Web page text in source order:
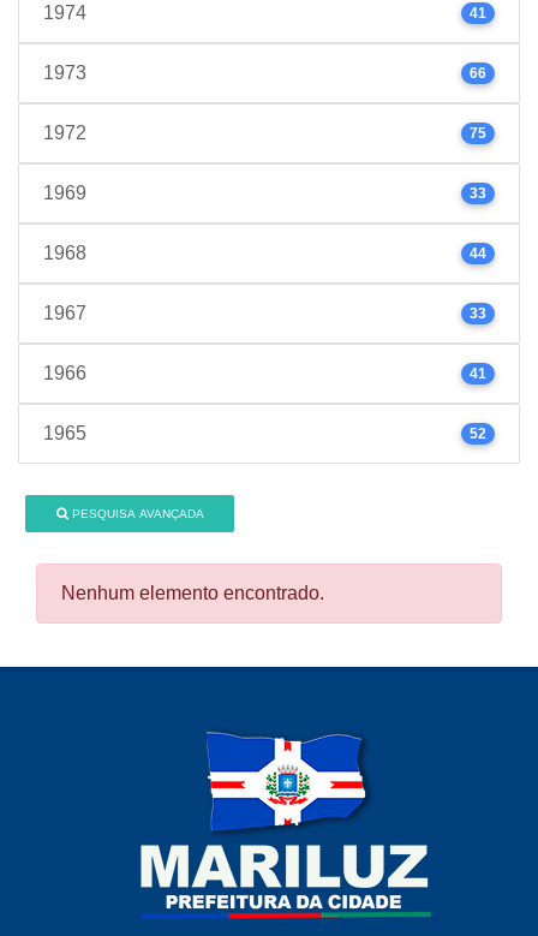
1974 41
1973 66
1972 75
1969 33
1968 44
1967 33
1966 41
1965 52
PESQUISA AVANÇADA
Nenhum elemento encontrado.